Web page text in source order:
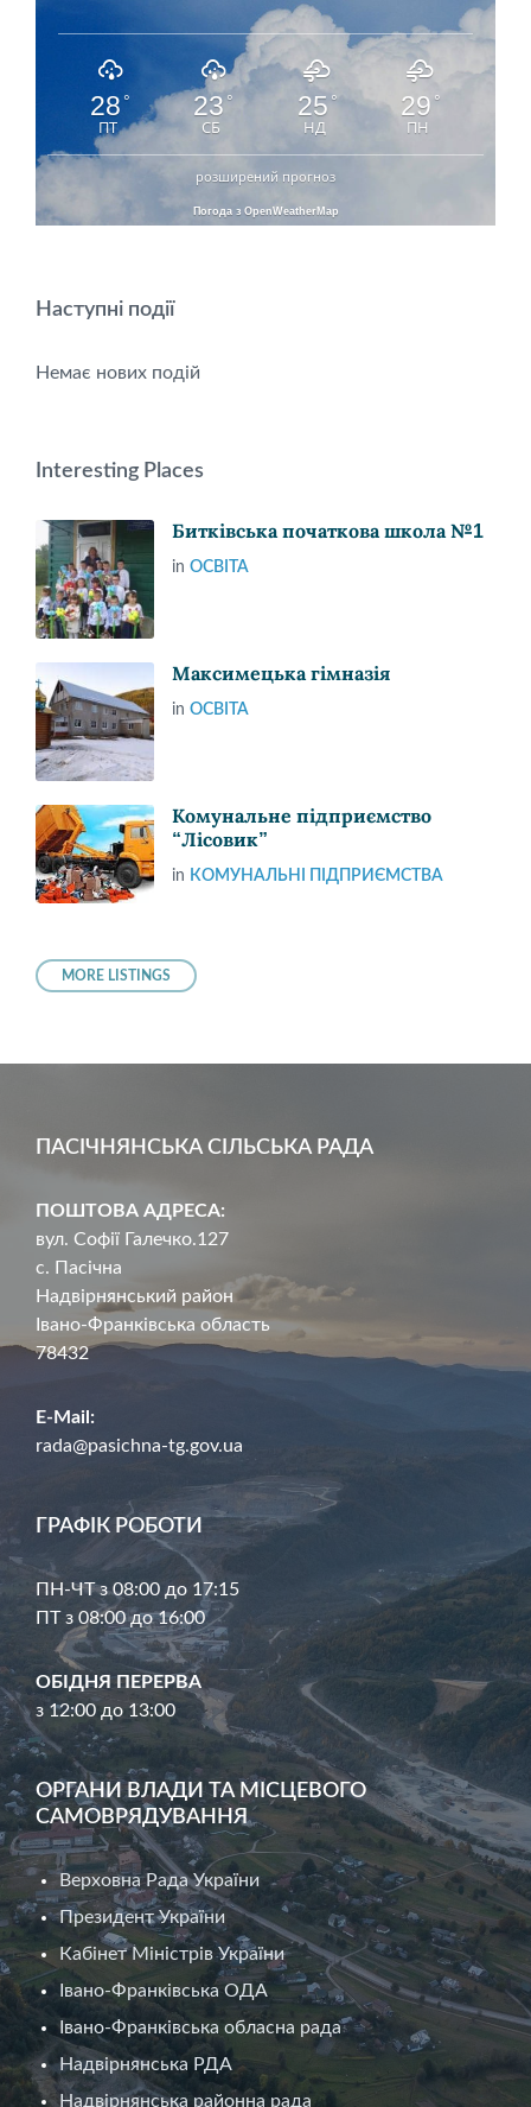
28 °
ПТ
23°
СБ
25 °
НД
29 °
ПН
розширений прогноз
Погода з OpenWeatherMap
Наступні події
Немає нових подій
Interesting Places
Битківська початкова школа №1
in ОСВІТА
Максимецька гімназія
in ОСВІТА
Комунальне підприємство
“Лісовик”
in КОМУНАЛЬНІ ПІДПРИЄМСТВА
MORE LISTINGS
ПАСІЧНЯНСЬКА СІЛЬСЬКА РАДА
ПОШТОВА АДРЕСА:
вул. Софії Галечко.127
с. Пасічна
Надвірнянський район
Івано-Франківська область
78432
E-Mail:
rada@pasichna-tg.gov.ua
ГРАФІК РОБОТИ
ПН-ЧТ з 08:00 до 17:15
ПТ з 08:00 до 16:00
ОБІДНЯ ПЕРЕРВА
з 12:00 до 13:00
ОРГАНИ ВЛАДИ ТА МІСЦЕВОГО
САМОВРЯДУВАННЯ
Верховна Рада України
Президент України
Кабінет Міністрів України
Івано-Франківська ОДА
Івано-Франківська обласна рада
Надвірнянська РДА
Надвірнянська районна рада